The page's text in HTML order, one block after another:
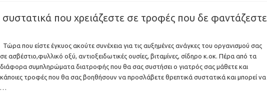
συστατικά που χρειάζεστε σε τροφές που δε φαντάζεστε
Τώρα που είστε έγκυος ακούτε συνέχεια για τις αυξημένες ανάγκες του οργανισμού σας
σε ασβέστιο,φυλλικό οξύ, αντιοξειδωτικές ουσίες, βιταμίνες, σίδηρο κ.οκ. Πέρα από τα
διάφορα συμπληρώματα διατροφής που θα σας συστήσει ο γιατρός σας μάθετε και
κάποιες τροφές που θα σας βοηθήσουν να προσλάβετε θρεπτικά συστατικά και μπορεί να